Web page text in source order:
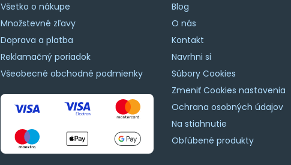
Všetko o nákupe
Množstevné zľavy
Doprava a platba
Reklamačný poriadok
Všeobecné obchodné podmienky
Blog
O nás
Kontakt
Navrhni si
Súbory Cookies
Zmeniť Cookies nastavenia
Ochrana osobných údajov
Na stiahnutie
Obľúbené produkty